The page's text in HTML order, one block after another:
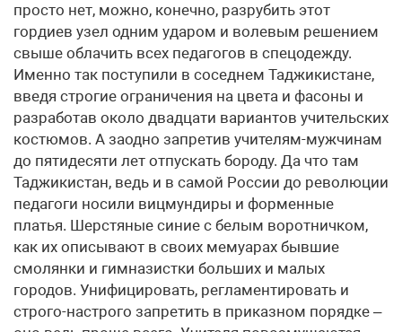
просто нет, можно, конечно, разрубить этот
гордиев узел одним ударом и волевым решением
свыше облачить всех педагогов в спецодежду.
Именно так поступили в соседнем Таджикистане,
введя строгие ограничения на цвета и фасоны и
разработав около двадцати вариантов учительских
костюмов. А заодно запретив учителям-мужчинам
до пятидесяти лет отпускать бороду. Да что там
Таджикистан, ведь и в самой России до революции
педагоги носили вицмундиры и форменные
платья. Шерстяные синие с белым воротничком,
как их описывают в своих мемуарах бывшие
смолянки и гимназистки больших и малых
городов. Унифицировать, регламентировать и
строго-настрого запретить в приказном порядке –